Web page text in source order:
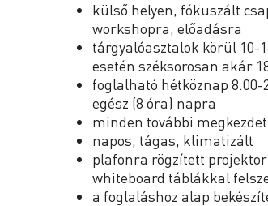
külső helyen, fókuszált
workshopra, előadásra
tárgyalóasztalok körül 10-
esetén széksorosan akár
foglalható hétköznap 8.00-
egész (8 óra) napra
minden további
napos, tágas, klimatizált
plafonra rögzített
whiteboard táblákkal
a foglaláshoz alap